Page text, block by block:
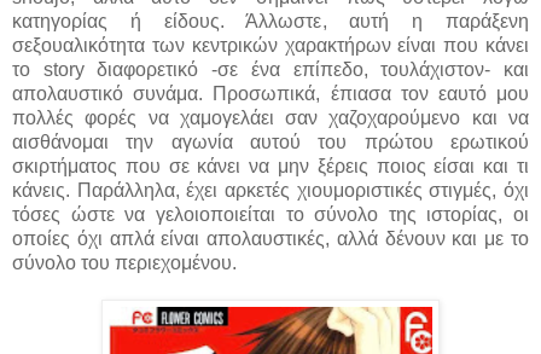
κατηγορίας ή είδους. Άλλωστε, αυτή η παράξενη
σεξουαλικότητα των κεντρικών χαρακτήρων είναι που κάνει
το story διαφορετικό -σε ένα επίπεδο, τουλάχιστον- και
απολαυστικό συνάμα. Προσωπικά, έπιασα τον εαυτό μου
πολλές φορές να χαμογελάει σαν χαζοχαρούμενο και να
αισθάνομαι την αγωνία αυτού του πρώτου ερωτικού
σκιρτήματος που σε κάνει να μην ξέρεις ποιος είσαι και τι
κάνεις. Παράλληλα, έχει αρκετές χιουμοριστικές στιγμές, όχι
τόσες ώστε να γελοιοποιείται το σύνολο της ιστορίας, οι
οποίες όχι απλά είναι απολαυστικές, αλλά δένουν και με το
σύνολο του περιεχομένου.